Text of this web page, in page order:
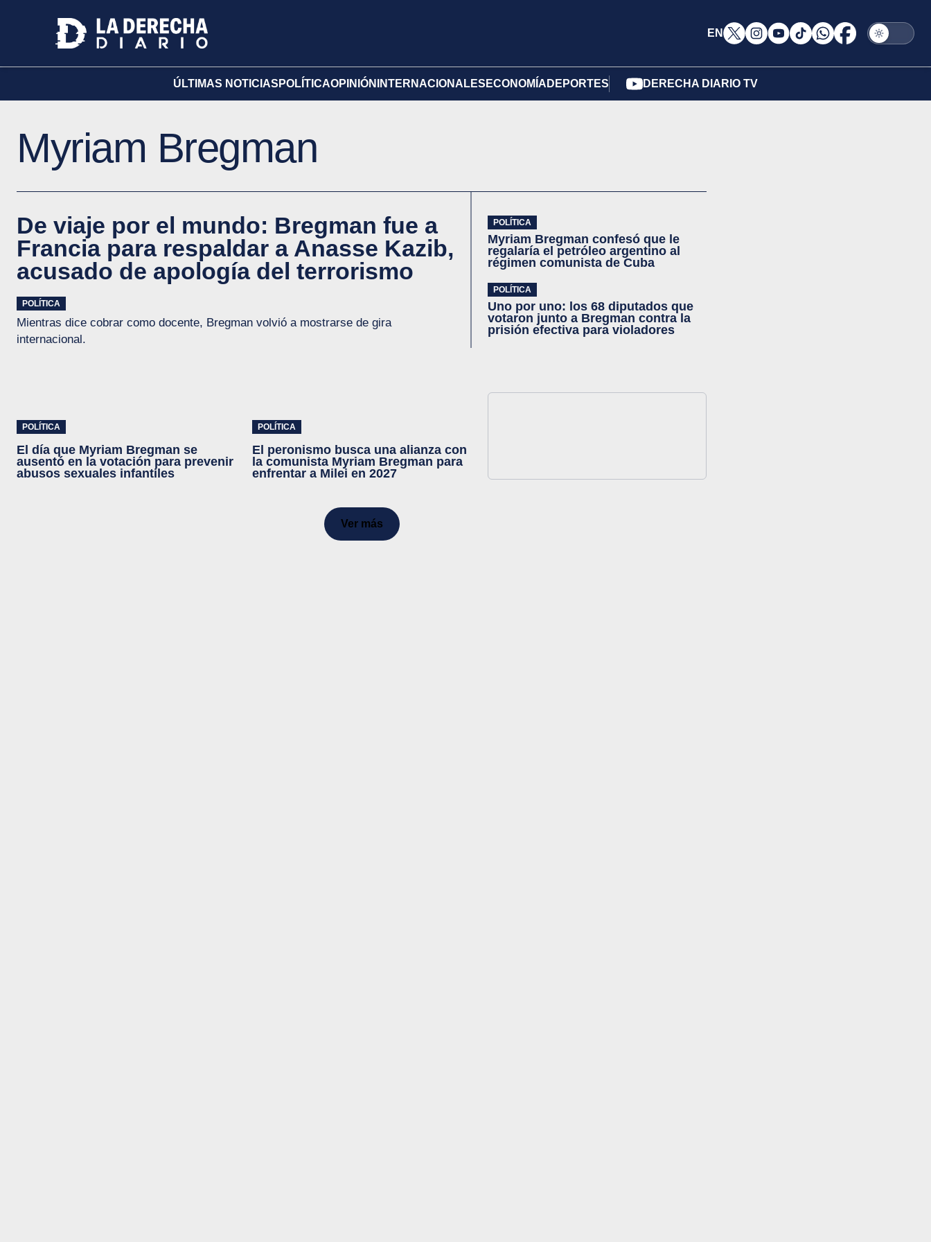
EN
ÚLTIMAS NOTICIAS POLÍTICAOPINIÓN INTERNACIONALES ECONOMÍA DEPORTES DERECHA DIARIO TV
Myriam Bregman
De viaje por el mundo: Bregman fue a
Francia para respaldar a Anasse Kazib,
acusado de apología del terrorismo
POLÍTICA
Mientras dice cobrar como docente, Bregman volvió a mostrarse de gira
internacional.
POLÍTICA
Myriam Bregman confesó que le
regalaría el petróleo argentino al
régimen comunista de Cuba
POLÍTICA
Uno por uno: los 68 diputados que
votaron junto a Bregman contra la
prisión efectiva para violadores
POLÍTICA
El día que Myriam Bregman se
ausentó en la votación para prevenir
abusos sexuales infantiles
POLÍTICA
El peronismo busca una alianza con
la comunista Myriam Bregman para
enfrentar a Milei en 2027
Ver más